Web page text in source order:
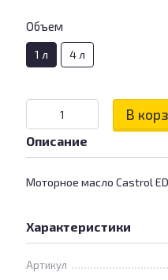
Объем
1 л 4 л
В
Описание
Моторное масло Castrol
Характеристики
Артикул